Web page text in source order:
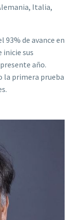
Italia,
93% de avance en
inicie sus
año.
la primera prueba